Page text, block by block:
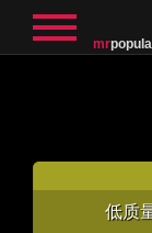
mr
低质